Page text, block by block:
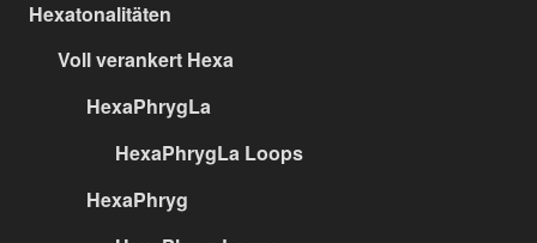
Hexatonalitäten
Voll verankert Hexa
HexaPhrygLa
HexaPhrygLa Loops
HexaPhryg